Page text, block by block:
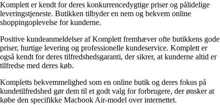
Komplett er kendt for deres konkurrencedygtige priser og pålidelige
leveringstjeneste. Butikken tilbyder en nem og bekvem online
shoppingoplevelse for kunderne.
Positive kundeanmeldelser af Komplett fremhæver ofte butikkens gode
priser, hurtige levering og professionelle kundeservice. Komplett er
også kendt for deres tilfredshedsgaranti, der sikrer, at kunderne altid er
tilfredse med deres køb.
Kompletts bekvemmelighed som en online butik og deres fokus på
kundetilfredshed gør dem til et godt valg for forbrugere, der ønsker at
købe den specifikke Macbook Air-model over internettet.